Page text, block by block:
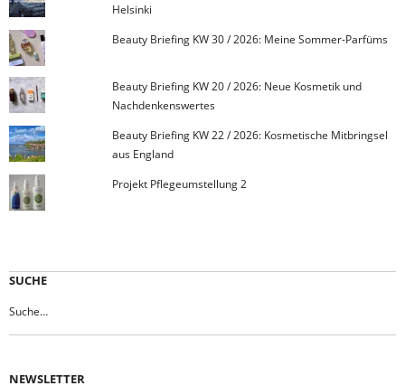
Helsinki
Beauty Briefing KW 30 / 2026: Meine Sommer-Parfüms
Beauty Briefing KW 20 / 2026: Neue Kosmetik und
Nachdenkenswertes
Beauty Briefing KW 22 / 2026: Kosmetische Mitbringsel
aus England
Projekt Pflegeumstellung 2
SUCHE
NEWSLETTER